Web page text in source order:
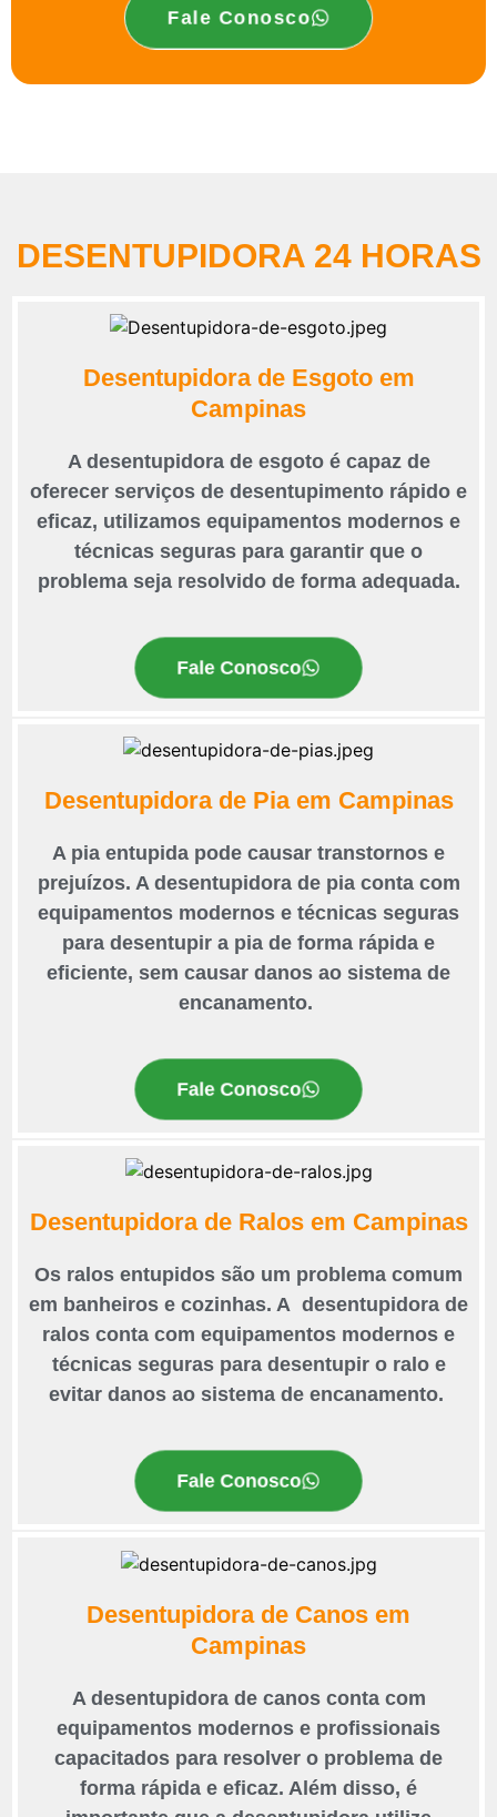
Fale Conosco
DESENTUPIDORA 24 HORAS
Desentupidora de Esgoto em
Campinas
A desentupidora de esgoto é capaz de
oferecer serviços de desentupimento rápido e
eficaz, utilizamos equipamentos modernos e
técnicas seguras para garantir que o
problema seja resolvido de forma adequada.
Fale Conosco
Desentupidora de Pia em Campinas
A pia entupida pode causar transtornos e
prejuízos. A desentupidora de pia conta com
equipamentos modernos e técnicas seguras
para desentupir a pia de forma rápida e
eficiente, sem causar danos ao sistema de
encanamento.
Fale Conosco
Desentupidora de Ralos em Campinas
Os ralos entupidos são um problema comum
em banheiros e cozinhas. A desentupidora de
ralos conta com equipamentos modernos e
técnicas seguras para desentupir o ralo e
evitar danos ao sistema de encanamento.
Fale Conosco
Desentupidora de Canos em
Campinas
A desentupidora de canos conta com
equipamentos modernos e profissionais
capacitados para resolver o problema de
forma rápida e eficaz. Além disso, é